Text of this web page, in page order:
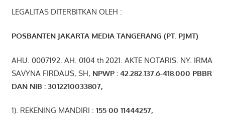
LEGALITAS DITERBITKAN OLEH :
POSBANTEN JAKARTA MEDIA TANGERANG (PT. PJMT)
AHU. 0007192. AH. 0104 th 2021. AKTE NOTARIS. NY. IRMA
SAVYNA FIRDAUS, SH, NPWP : 42. 282 .137.6-418.000 PBBR
DAN NIB :3012210033807,
1). REKENING MANDIRI : 155 00 11444257,